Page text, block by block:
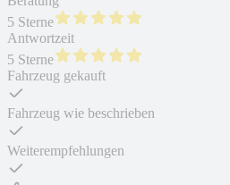
5 Sterne
Antwortzeit
5 Sterne
Fahrzeug gekauft
Fahrzeug wie beschrieben
Weiterempfehlungen